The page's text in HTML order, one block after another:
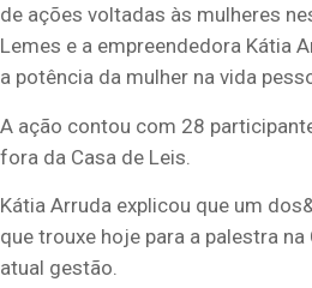
de ações voltadas às mulheres
Lemes e a empreendedora Kátia
a potência da mulher na vida
A ação contou com 28
fora da Casa de Leis.
Kátia Arruda explicou que um
que trouxe hoje para a palestra
atual gestão.